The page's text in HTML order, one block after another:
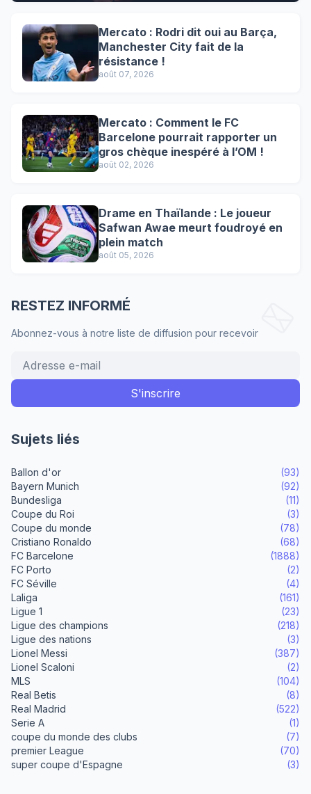
Mercato : Rodri dit oui au Barça,
Manchester City fait de la
résistance !
août 07, 2026
Mercato : Comment le FC
Barcelone pourrait rapporter un
gros chèque inespéré à l’OM !
août 02, 2026
Drame en Thaïlande : Le joueur
Safwan Awae meurt foudroyé en
plein match
août 05, 2026
RESTEZ INFORMÉ
Abonnez-vous à notre liste de diffusion pour recevoir
Sujets liés
Ballon d'or
(93)
Bayern Munich
(92)
Bundesliga
(11)
Coupe du Roi
(3)
Coupe du monde
(78)
Cristiano Ronaldo
(68)
FC Barcelone
(1888)
FC Porto
(2)
FC Séville
(4)
Laliga
(161)
Ligue 1
(23)
Ligue des champions
(218)
Ligue des nations
(3)
Lionel Messi
(387)
Lionel Scaloni
(2)
MLS
(104)
Real Betis
(8)
Real Madrid
(522)
Serie A
(1)
coupe du monde des clubs
(7)
premier League
(70)
super coupe d'Espagne
(3)